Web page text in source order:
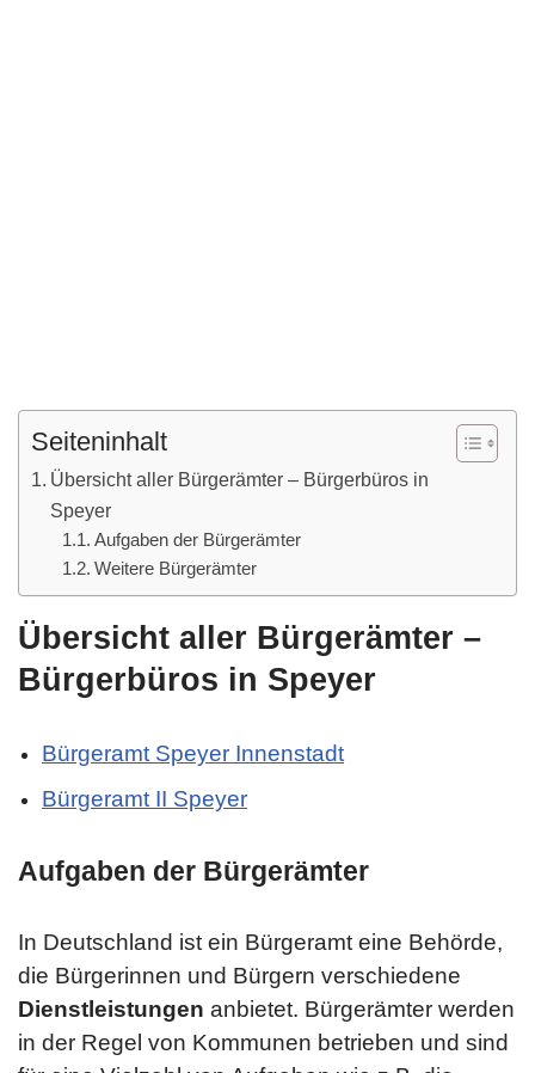
Seiteninhalt
Übersicht aller Bürgerämter – Bürgerbüros in
Speyer
Aufgaben der Bürgerämter
Weitere Bürgerämter
Übersicht aller Bürgerämter –
Bürgerbüros in Speyer
Bürgeramt Speyer Innenstadt
Bürgeramt II Speyer
Aufgaben der Bürgerämter
In Deutschland ist ein Bürgeramt eine Behörde,
die Bürgerinnen und Bürgern verschiedene
Dienstleistungen anbietet. Bürgerämter werden
in der Regel von Kommunen betrieben und sind